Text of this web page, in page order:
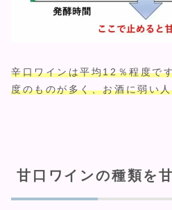
辛口ワインは平均12％程度で
度のものが多く、お酒に弱い
甘口ワインの種類を